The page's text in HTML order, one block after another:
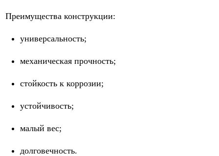
Преимущества конструкции:
универсальность;
механическая прочность;
стойкость к коррозии;
устойчивость;
малый вес;
долговечность.